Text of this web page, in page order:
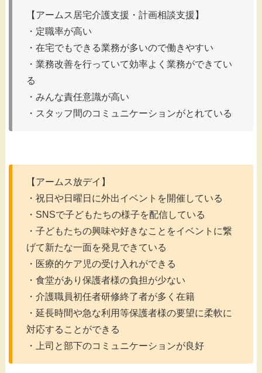
【アームス居宅介護支援・計画相談支援】
・定職率が高い
・在宅でもできる業務が多いので働きやすい
・業務改善を行っていて効率よく業務ができてい
る
・みんな責任意識が高い
・スタッフ間のコミュニケーションがとれている
【アームス放デイ】
・祝日や日曜日に外出イベントを開催している
・SNSで子どもたちの様子を配信している
・子どもたちの興味や好きなことをイベントに繋
げて新たな一面を発見できている
・医療的ケア児の受け入れができる
・食堂があり保護者様の負担が少ない
・介護職員初任者研修終了者が多く在籍
・延長時間や急な利用等保護者様の要望に柔軟に
対応することができる
・上司と部下のコミュニケーションが良好